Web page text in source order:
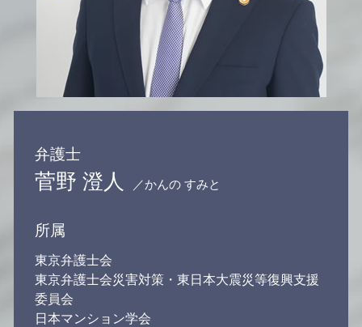
弁護士
菅野 澄人 ／かんの すみと
所属
東京弁護士会
東京弁護士会災害対策・東日本大震災等復興支援
委員会
日本マンション学会